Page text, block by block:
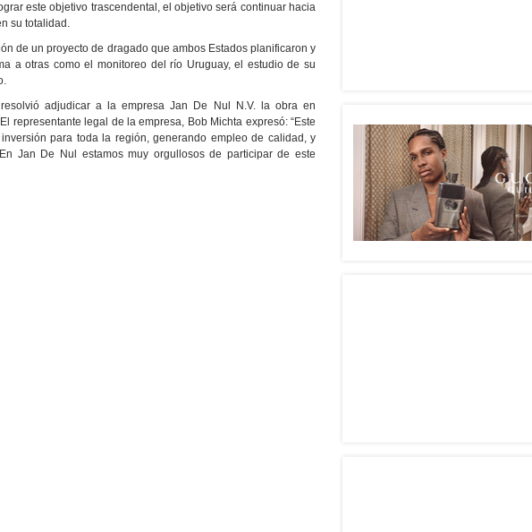
este objetivo trascendental, el objetivo será continuar hacia
su totalidad.
de un proyecto de dragado que ambos Estados planificaron y
a otras como el monitoreo del río Uruguay, el estudio de su
adjudicar a la empresa Jan De Nul N.V. la obra en
representante legal de la empresa, Bob Michta expresó: “Este
para toda la región, generando empleo de calidad, y
Jan De Nul estamos muy orgullosos de participar de este